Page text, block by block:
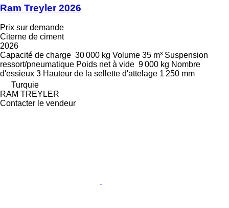
Ram Treyler 2026
Prix sur demande
Citerne de ciment
2026
Capacité de charge 30 000 kg Volume 35 m³ Suspension
ressort/pneumatique Poids net à vide 9 000 kg Nombre
d'essieux 3 Hauteur de la sellette d'attelage 1 250 mm
Turquie
RAM TREYLER
Contacter le vendeur